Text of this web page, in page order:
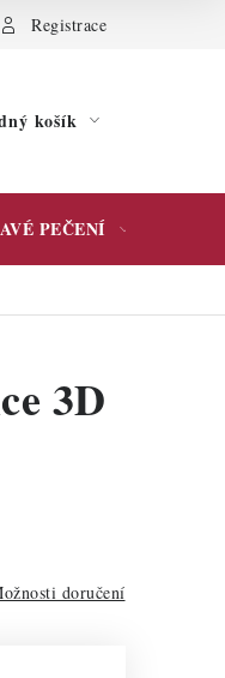
Registrace
košík
PEČENÍ
3D
doručení